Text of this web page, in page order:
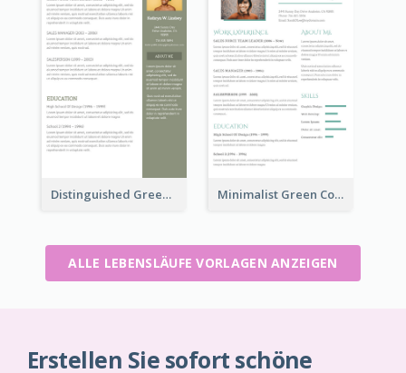
Distinguished Green Vintage Resume Minimalist Green College Student Resume
ALLE LEBENSLÄUFE VORLAGEN ANZEIGEN
Erstellen Sie sofort schöne